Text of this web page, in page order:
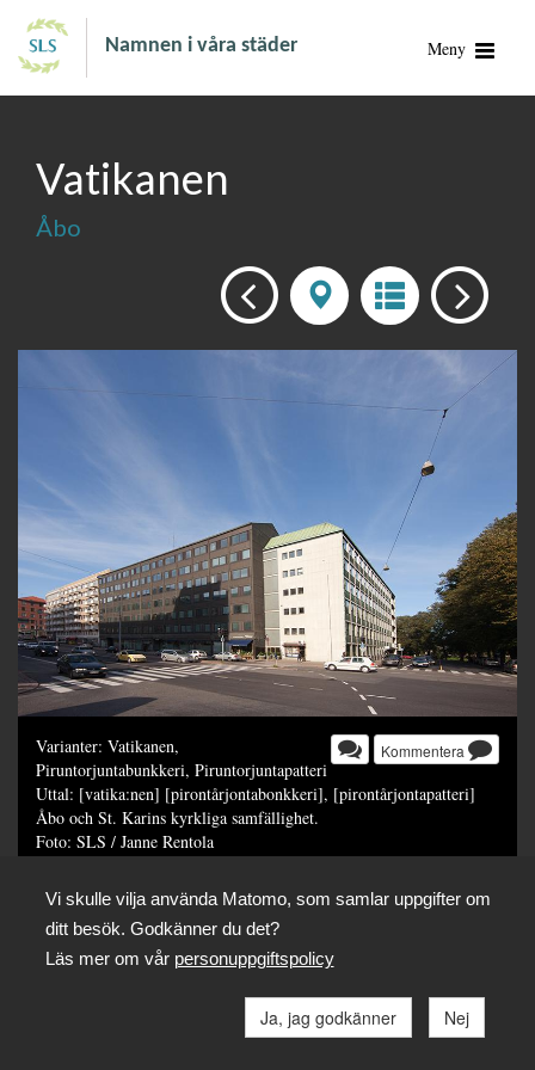
Namnen i våra städer Meny
Vatikanen
Åbo
Kommentera
Varianter: Vatikanen,
Piruntorjuntabunkkeri, Piruntorjuntapatteri
Uttal: [vatika:nen] [pirontårjontabonkkeri], [pirontårjontapatteri]
Åbo och St. Karins kyrkliga samfällighet.
Foto: SLS / Janne Rentola
Vi skulle vilja använda Matomo, som samlar uppgifter om
ditt besök. Godkänner du det?
Läs mer om vår personuppgiftspolicy
Ja, jag godkänner Nej